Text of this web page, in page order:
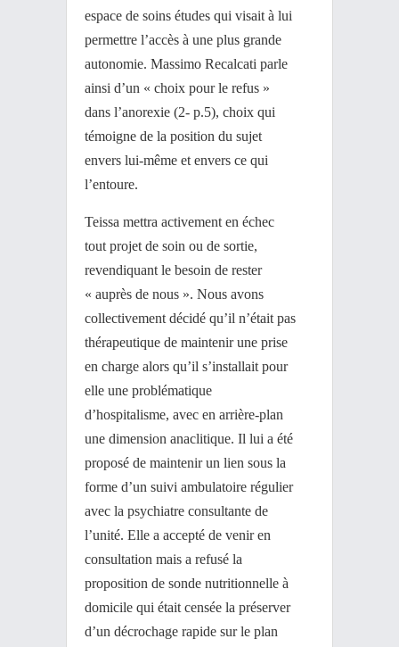
espace de soins études qui visait à lui
permettre l’accès à une plus grande
autonomie. Massimo Recalcati parle
ainsi d’un « choix pour le refus »
dans l’anorexie (2- p.5), choix qui
témoigne de la position du sujet
envers lui-même et envers ce qui
l’entoure.
Teissa mettra activement en échec
tout projet de soin ou de sortie,
revendiquant le besoin de rester
« auprès de nous ». Nous avons
collectivement décidé qu’il n’était pas
thérapeutique de maintenir une prise
en charge alors qu’il s’installait pour
elle une problématique
d’hospitalisme, avec en arrière-plan
une dimension anaclitique. Il lui a été
proposé de maintenir un lien sous la
forme d’un suivi ambulatoire régulier
avec la psychiatre consultante de
l’unité. Elle a accepté de venir en
consultation mais a refusé la
proposition de sonde nutritionnelle à
domicile qui était censée la préserver
d’un décrochage rapide sur le plan